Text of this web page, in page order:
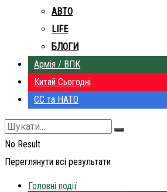
АВТО
LIFE
БЛОГИ
Армія / ВПК
Китай Сьогодні
ЄС та НАТО
No Result
Переглянути всі результати
Головні події